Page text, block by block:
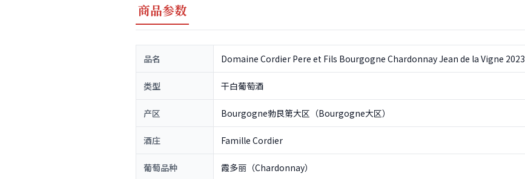
商品参数
品名 Domaine Cordier Pere et Fils Bourgogne Chardonnay Jean de la Vigne 2023
类型 干白葡萄酒
产区 Bourgogne勃艮第大区（Bourgogne大区）
酒庄 Famille Cordier
葡萄品种 霞多丽（Chardonnay）